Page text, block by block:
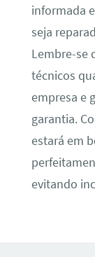
informada
seja
Lembre-se
técnicos
empresa e
garantia.
estará em
evitando